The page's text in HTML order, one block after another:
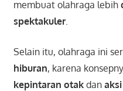
membuat olahraga lebih
spektakuler.
Selain itu, olahraga ini
hiburan, karena
kepintaran otakdan